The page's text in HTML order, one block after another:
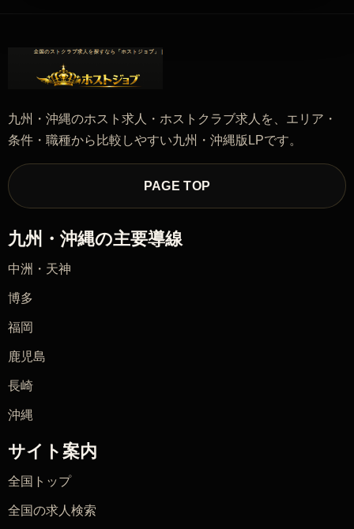
九州・沖縄のホスト求人・ホストクラブ求人を、エリア・
条件・職種から比較しやすい九州・沖縄版LPです。
PAGE TOP
九州・沖縄の主要導線
中洲・天神
博多
福岡
鹿児島
長崎
沖縄
サイト案内
全国トップ
全国の求人検索